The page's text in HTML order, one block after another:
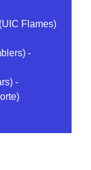
(UIC Flames)
-
-